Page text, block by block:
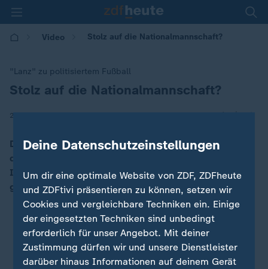
Video Stolz auf die Nationalmannschaft?
"Lanz" zu politisiertem Fußball
:
Stolz auf die Nationalmannschaft?
26.06.2024 | 13:13
Die CDU Politikerin Serap Güler sieht den Stolz über
das Können der Nationalmannschaft zwiegespalten.
Ihrer Meinung nach, spielt Politik im Fußball eine
große Rolle.
Deine Datenschutzeinstellungen
Um dir eine optimale Website von ZDF, ZDFheute
und ZDFtivi präsentieren zu können, setzen wir
Cookies und vergleichbare Techniken ein. Einige
der eingesetzten Techniken sind unbedingt
erforderlich für unser Angebot. Mit deiner
Zustimmung dürfen wir und unsere Dienstleister
darüber hinaus Informationen auf deinem Gerät